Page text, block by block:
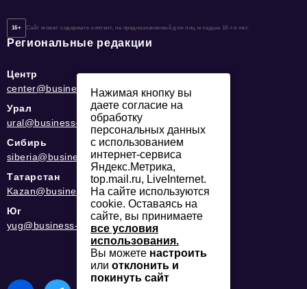
16+ Сайт может содержать контент, не предназначенный для лиц младше 16-ти лет.
Региональные редакции
Центр
center@business-magazine.online
Урал
ural@business-magazine.online
Сибирь
siberia@business-magazine.online
Татарстан
Kazan@business-magazine.online
Юг
yug@business-magazine.online
Нажимая кнопку вы
даете согласие на
обработку
персональных данных
с использованием
интернет-сервиса
Яндекс.Метрика,
top.mail.ru, LiveInternet.
На сайте используются
cookie. Оставаясь на
сайте, вы принимаете
все условия
использования.
Вы можете настроить
или отклонить и
покинуть сайт